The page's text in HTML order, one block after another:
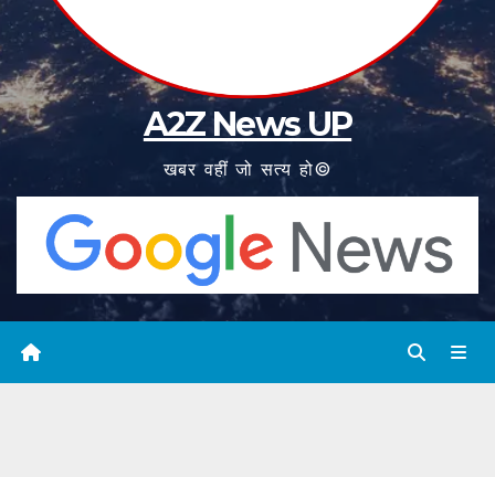
A2Z News UP
खबर वहीं जो सत्य हो©